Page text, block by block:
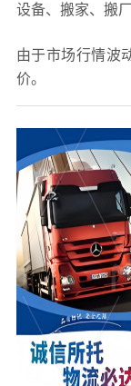
设备、搬家、搬
由于市场行情波
价。